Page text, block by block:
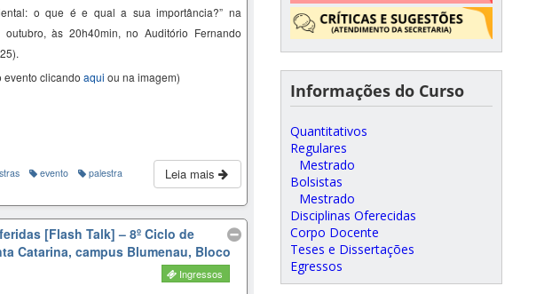
o que é e qual a sua importância?” na
às 20h40min, no Auditório Fernando
evento clicando aqui ou na imagem)
Leia mais
evento
palestra
[Flash Talk] – 8º Ciclo de
Catarina, campus Blumenau, Bloco
Ingressos
Informações do Curso
Quantitativos
Regulares
Mestrado
Bolsistas
Mestrado
Disciplinas Oferecidas
Corpo Docente
Teses e Dissertações
Egressos